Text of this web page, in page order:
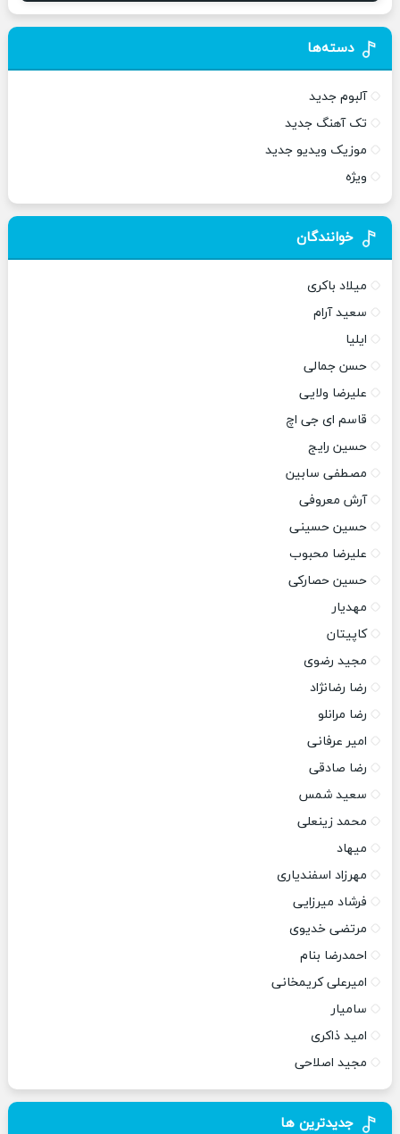
دسته‌ها
آلبوم جدید
تک آهنگ جدید
موزیک ویدیو جدید
ویژه
خوانندگان
میلاد باکری
سعید آرام
ایلیا
حسن جمالی
علیرضا ولایی
قاسم ای جی اچ
حسین رایج
مصطفی سابین
آرش معروفی
حسین حسینی
علیرضا محبوب
حسین حصارکی
مهدیار
کاپیتان
مجید رضوی
رضا رضانژاد
رضا مرانلو
امیر عرفانی
رضا صادقی
سعید شمس
محمد زینعلی
میهاد
مهرزاد اسفندیاری
فرشاد میرزایی
مرتضی خدیوی
احمدرضا بنام
امیرعلی کریمخانی
سامیار
امید ذاکری
مجید اصلاحی
جدیدترین ها